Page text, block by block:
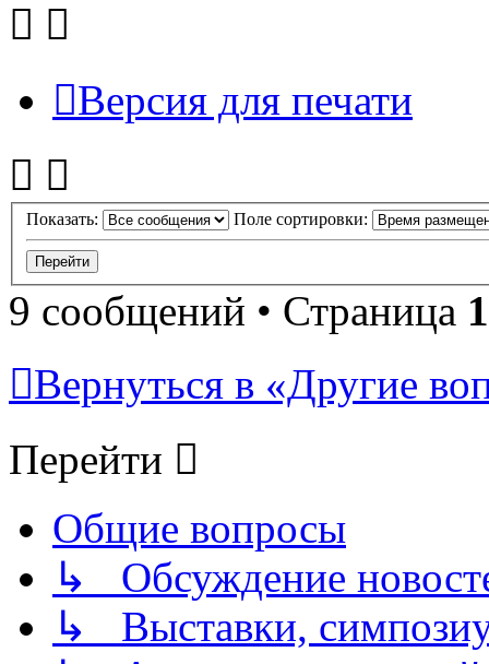
Версия для печати
Показать: Поле сортировки:
9 сообщений • Страница 1
Вернуться в «Другие
Перейти
Общие вопросы
↳ Обсуждение
↳ Выставки,